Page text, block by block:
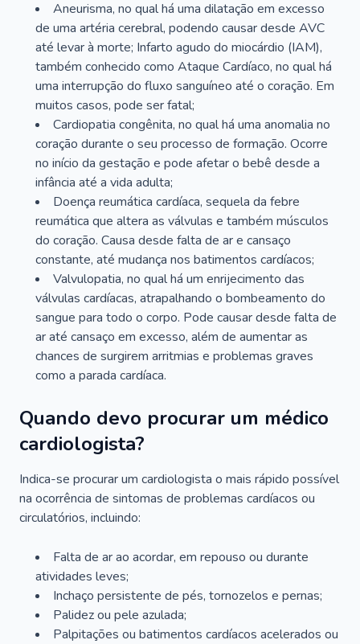
Aneurisma, no qual há uma dilatação em excesso
de uma artéria cerebral, podendo causar desde AVC
até levar à morte; Infarto agudo do miocárdio (IAM),
também conhecido como Ataque Cardíaco, no qual há
uma interrupção do fluxo sanguíneo até o coração. Em
muitos casos, pode ser fatal;
Cardiopatia congênita, no qual há uma anomalia no
coração durante o seu processo de formação. Ocorre
no início da gestação e pode afetar o bebê desde a
infância até a vida adulta;
Doença reumática cardíaca, sequela da febre
reumática que altera as válvulas e também músculos
do coração. Causa desde falta de ar e cansaço
constante, até mudança nos batimentos cardíacos;
Valvulopatia, no qual há um enrijecimento das
válvulas cardíacas, atrapalhando o bombeamento do
sangue para todo o corpo. Pode causar desde falta de
ar até cansaço em excesso, além de aumentar as
chances de surgirem arritmias e problemas graves
como a parada cardíaca.
Quando devo procurar um médico
cardiologista?
Indica-se procurar um cardiologista o mais rápido possível
na ocorrência de sintomas de problemas cardíacos ou
circulatórios, incluindo:
Falta de ar ao acordar, em repouso ou durante
atividades leves;
Inchaço persistente de pés, tornozelos e pernas;
Palidez ou pele azulada;
Palpitações ou batimentos cardíacos acelerados ou